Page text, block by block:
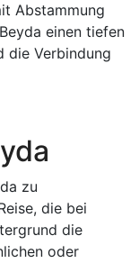
Abstammung
einen tiefen
die Verbindung
zu
die bei
die
oder